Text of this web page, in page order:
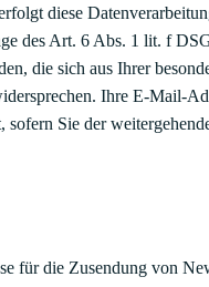
diese
des Art. 6 Abs. 1 lit. f
die sich aus Ihrer
Ihre E-Mail-
Sie der
für die Zusendung von